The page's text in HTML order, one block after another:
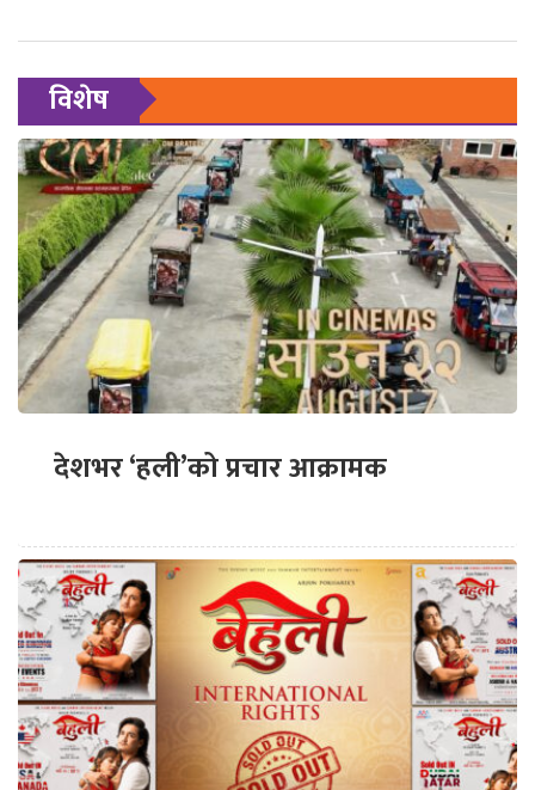
विशेष
देशभर ‘हली’को प्रचार आक्रामक